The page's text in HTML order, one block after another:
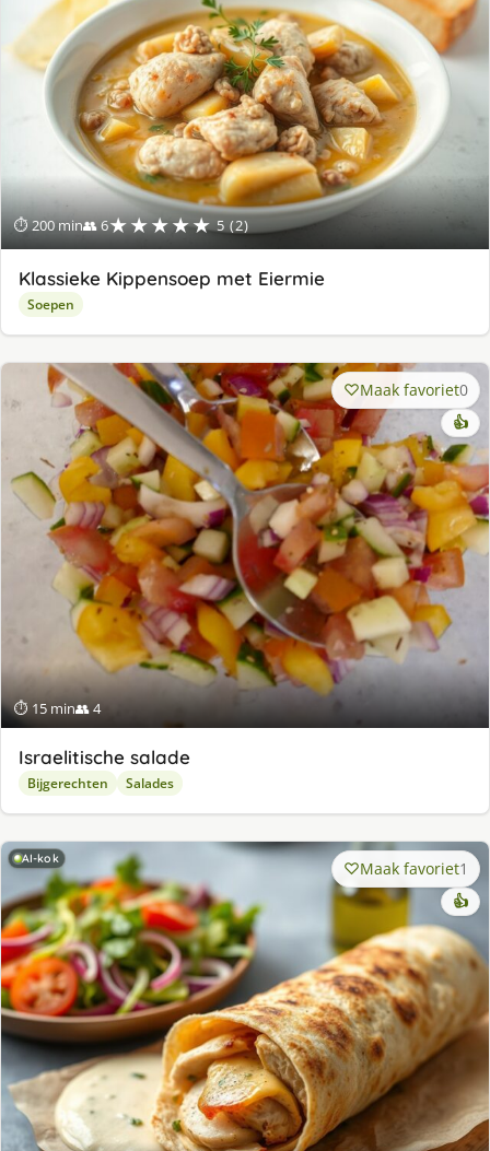
⏱ 200 min👥 6★★★★★ 5 (2)
Klassieke Kippensoep met Eiermie
Soepen
⏱ 15 min👥 4
Maak favoriet0
👍
Israelitische salade
Bijgerechten Salades
AI-kok Maak favoriet1
👍